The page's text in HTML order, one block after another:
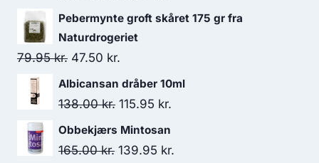
oprindelige
pris
var:
114.95 kr..
aktuelle
98.00 kr..
Pebermynte groft skåret 175 gr fra
Naturdrogeriet
79.95kr. Den
oprindelige
pris
79.95 kr..
47.50 kr.
aktuelle
pris
47.50 kr..
Albicansan dråber 10ml
138.00kr. Den
oprindelige
pris
115.95 kr.
pris
Obbekjærs Mintosan
165.00kr. Den
139.95 kr.